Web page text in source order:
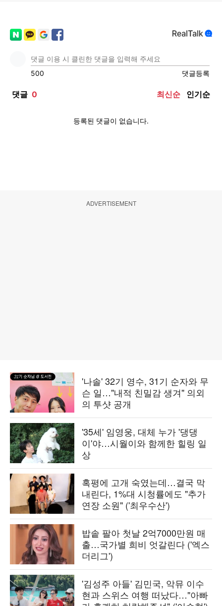
ADVERTISEMENT
'나솔' 32기 영수, 31기 순자와 무
슨 일…"내적 친밀감 생겨" 의외
의 투샷 공개
'35세' 임영웅, 대체 누가 '댕댕
이'야…시월이와 함께한 힐링 일
상
혹평에 고개 숙였는데…결국 막
내린다, 1%대 시청률에도 "추가
연장 소원" ('최우수산')
밥솥 팔아 첫날 2억7000만원 매
출…국가별 희비 엇갈린다 ('엑스
더리그')
'김성주 아들' 김민국, 악뮤 이수
현과 스위스 여행 떠났다…"아빠